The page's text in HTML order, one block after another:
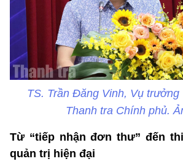
TS. Trần Đăng Vinh, Vụ trưởng
Thanh tra Chính phủ.
Từ “tiếp nhận đơn thư” đến
quản trị hiện đại